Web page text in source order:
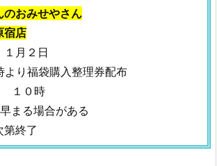
のおみせやさん
宿店
１月２日
より福袋購入整理券配布
１０時
まる場合がある
第終了